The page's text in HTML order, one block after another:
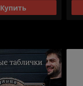
Купить